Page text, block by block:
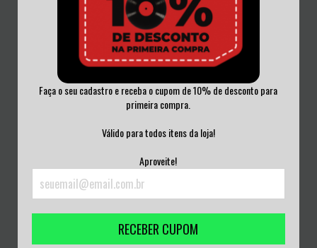
Faça o seu cadastro e receba o cupom de 10% de desconto para
primeira compra.
Válido para todos itens da loja!
Aproveite!
RECEBER CUPOM
GENOCIDIO - DEPRESSION CD
sem juros
EDGUY - KINGDOM OF MADNESS